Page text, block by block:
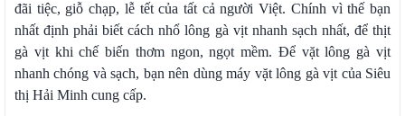
đãi tiệc, giỗ chạp, lễ tết của tất cả người Việt. Chính vì thế bạn
nhất định phải biết cách nhổ lông gà vịt nhanh sạch nhất, để thịt
gà vịt khi chế biến thơm ngon, ngọt mềm. Để vặt lông gà vịt
nhanh chóng và sạch, bạn nên dùng máy vặt lông gà vịt của Siêu
thị Hải Minh cung cấp.